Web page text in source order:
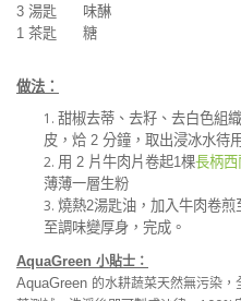
3 湯匙
味醂
1 茶匙 糖
做法：
1. 甜椒去蒂、去籽、去白色組
皮，烚 2 分鐘，取出浸冰水待用
2. 用 2 片牛肉片卷起1棵長柄西
薄薄一層生粉
3. 燒熱2湯匙油，加入牛肉卷
至調味變厚身，完成。
AquaGreen 小貼士：
AquaGreen 的水耕蔬菜天然無污染